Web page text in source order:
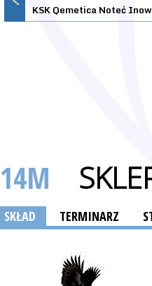
SKŁAD TERMINARZ